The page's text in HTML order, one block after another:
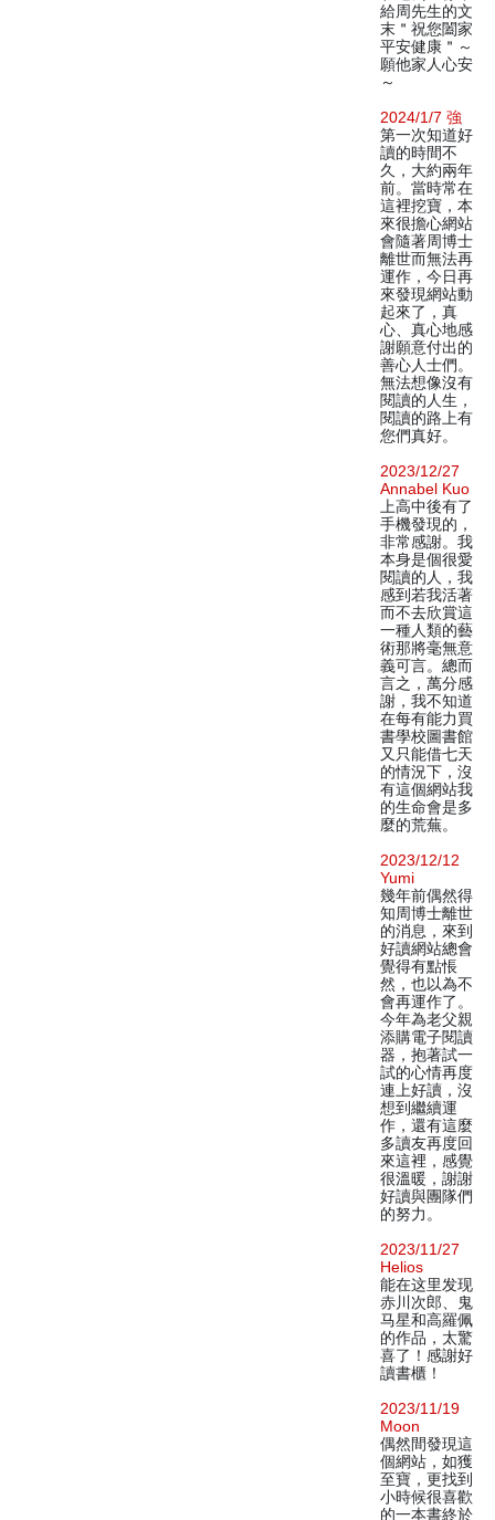
給周先生的文
末＂祝您闔家
平安健康＂～
願他家人心安
～
2024/1/7 強
第一次知道好
讀的時間不
久，大約兩年
前。當時常在
這裡挖寶，本
來很擔心網站
會隨著周博士
離世而無法再
運作，今日再
來發現網站動
起來了，真
心、真心地感
謝願意付出的
善心人士們。
無法想像沒有
閱讀的人生，
閱讀的路上有
您們真好。
2023/12/27
Annabel Kuo
上高中後有了
手機發現的，
非常感謝。我
本身是個很愛
閱讀的人，我
感到若我活著
而不去欣賞這
一種人類的藝
術那將毫無意
義可言。總而
言之，萬分感
謝，我不知道
在每有能力買
書學校圖書館
又只能借七天
的情況下，沒
有這個網站我
的生命會是多
麼的荒蕪。
2023/12/12
Yumi
幾年前偶然得
知周博士離世
的消息，來到
好讀網站總會
覺得有點悵
然，也以為不
會再運作了。
今年為老父親
添購電子閱讀
器，抱著試一
試的心情再度
連上好讀，沒
想到繼續運
作，還有這麼
多讀友再度回
來這裡，感覺
很溫暖，謝謝
好讀與團隊們
的努力。
2023/11/27
Helios
能在这里发现
赤川次郎、鬼
马星和高羅佩
的作品，太驚
喜了！感謝好
讀書櫃！
2023/11/19
Moon
偶然間發現這
個網站，如獲
至寶，更找到
小時候很喜歡
的一本書終於